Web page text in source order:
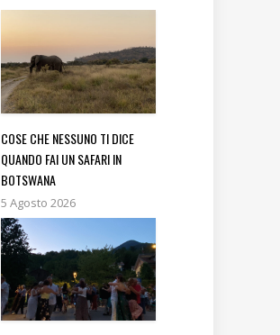
COSE CHE NESSUNO TI DICE
QUANDO FAI UN SAFARI IN
BOTSWANA
5 Agosto 2026